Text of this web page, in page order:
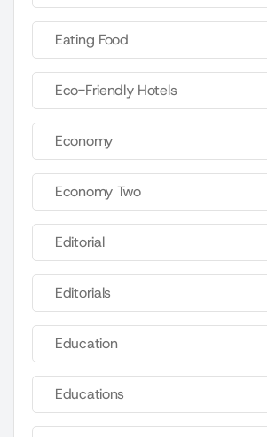
Eating Food
Eco-Friendly Hotels
Economy
Economy Two
Editorial
Editorials
Education
Educations